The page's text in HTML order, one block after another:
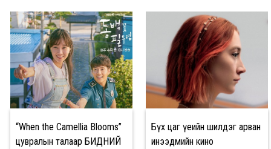
“When the Camellia Blooms”
цувралын талаар БИДНИЙ
Бүх цаг үеийн шилдэг арван
инээдмийн кино